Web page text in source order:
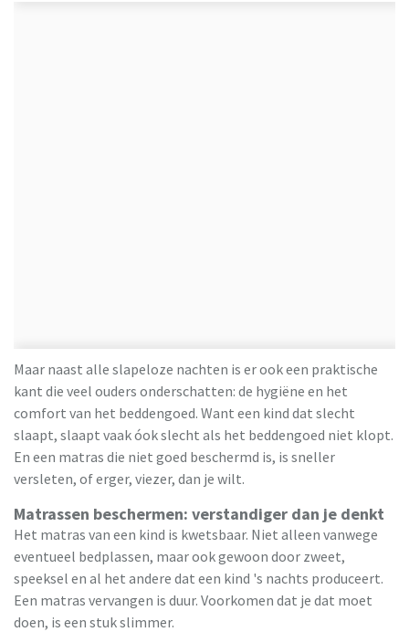
Maar naast alle slapeloze nachten is er ook een praktische
kant die veel ouders onderschatten: de hygiëne en het
comfort van het beddengoed. Want een kind dat slecht
slaapt, slaapt vaak óok slecht als het beddengoed niet klopt.
En een matras die niet goed beschermd is, is sneller
versleten, of erger, viezer, dan je wilt.
Matrassen beschermen: verstandiger dan je denkt
Het matras van een kind is kwetsbaar. Niet alleen vanwege
eventueel bedplassen, maar ook gewoon door zweet,
speeksel en al het andere dat een kind 's nachts produceert.
Een matras vervangen is duur. Voorkomen dat je dat moet
doen, is een stuk slimmer.